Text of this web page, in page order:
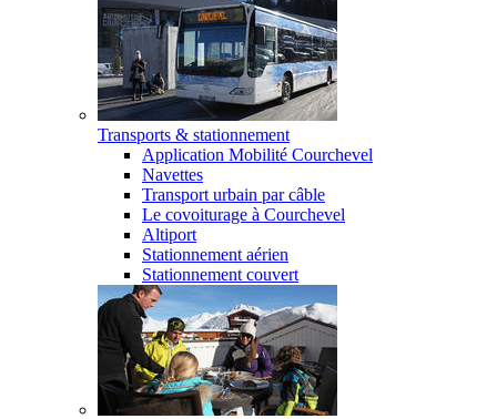
Transports & stationnement
Application Mobilité Courchevel
Navettes
Transport urbain par câble
Le covoiturage à Courchevel
Altiport
Stationnement aérien
Stationnement couvert